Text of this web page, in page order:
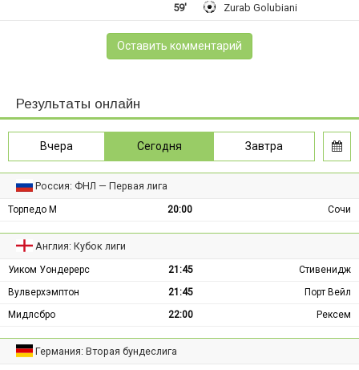
59' Zurab Golubiani
Оставить комментарий
Результаты онлайн
Вчера Сегодня Завтра
Россия: ФНЛ — Первая лига
Торпедо М 20:00 Сочи
Англия: Кубок лиги
Уиком Уондерерс 21:45
Стивенидж
Вулверхэмптон
21:45
Порт Вейл
Мидлсбро
22:00 Рексем
Германия: Вторая бундеслига